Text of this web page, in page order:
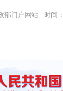
部门户网站 时间